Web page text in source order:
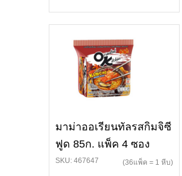
มาม่าออเรียนทัลรสกิมจิซี
ฟูด 85ก. แพ็ค 4 ซอง
SKU: 467647 (36แพ็ค = 1 หีบ)